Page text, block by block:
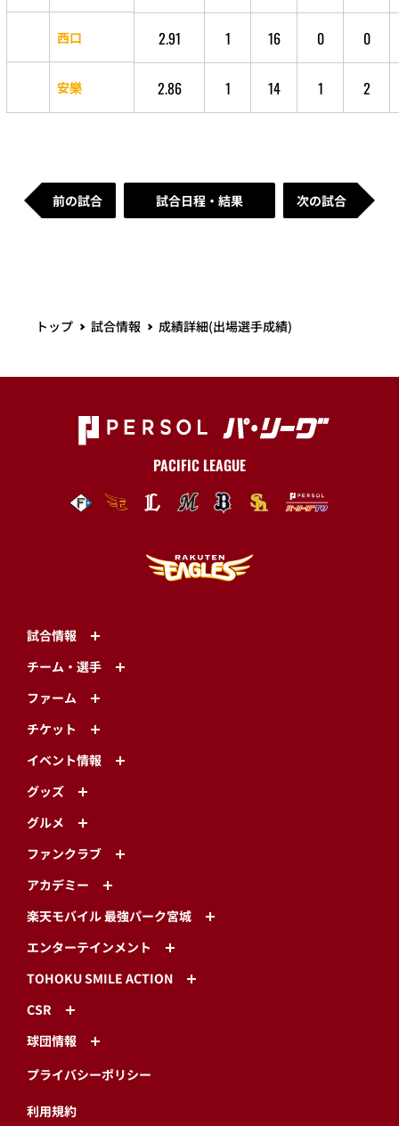
西口 2.91 1 16 0 0
安樂 2.86 1 14 1 2
前の試合 試合日程・結果 次の試合
トップ 試合情報 成績詳細(出場選手成績)
PACIFIC LEAGUE
試合情報
チーム・選手
ファーム
チケット
イベント情報
グッズ
グルメ
ファンクラブ
アカデミー
楽天モバイル 最強パーク宮城
エンターテインメント
TOHOKU SMILE ACTION
CSR
球団情報
プライバシーポリシー
利用規約